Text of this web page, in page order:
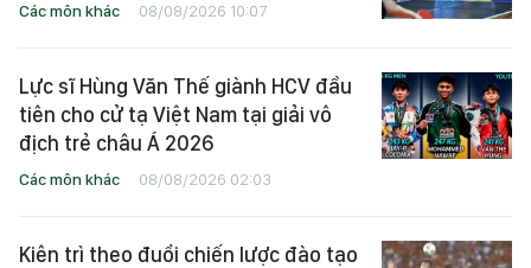
Các môn khác 08/08/2026 10:07
Lực sĩ Hùng Văn Thế giành HCV đầu
tiên cho cử tạ Việt Nam tại giải vô
địch trẻ châu Á 2026
Các môn khác 08/08/2026 02:03
Kiên trì theo đuổi chiến lược đào tạo